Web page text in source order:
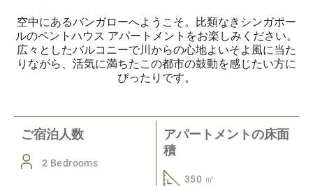
空中にあるバンガローへようこそ。比類なきシンガポー
ルのペントハウス アパートメントをお楽しみください。
広々としたバルコニーで川からの心地よいそよ風に当た
りながら、活気に満ちたこの都市の鼓動を感じたい方に
ぴったりです。
ご宿泊人数
2 Bedrooms
アパートメントの床面
積
350 ㎡